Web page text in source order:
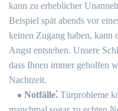
kann zu erheblicher
Beispiel spät abends vor
keinen Zugang haben, kann
Angst entstehen.​ Unsere
dass Ihnen immer geholfen
Nachtzeit.
Notfälle⁚ Türprobleme